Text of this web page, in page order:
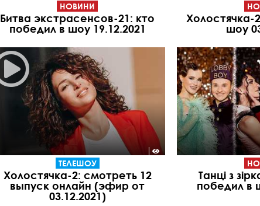
НОВИНИ
Битва экстрасенсов-21: кто
победил в шоу 19.12.2021
Холостячка-
шоу
ТЕЛЕШОУ
Холостячка-2: смотреть 12
выпуск онлайн (эфир от
03.12.2021)
Танці з
победил в